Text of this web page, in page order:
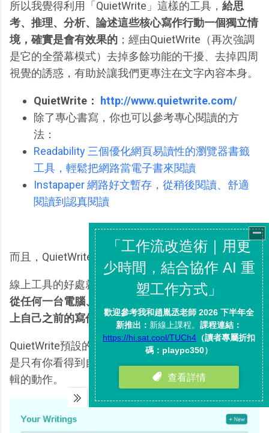
所以我覺得利用「QuietWrite」這樣的工具， 給思
考、推理、分析、論述這些核心寫作行動一個獨立情
境，確實是會有效果的 ；經由QuietWrite（再次強調
是它的全螢幕模式）去掉多餘功能的干擾、去掉四周
視覺的誘惑，有助於讓我們更專注在文字內容本身。
QuietWrite：
http://www.quietwrite.com/
除了專心書寫，你也可以參考專心閱讀的方
法：
Readability 三個優化網頁易讀性的瀏覽器書籤
工具，輕鬆把網路當電子書來閱讀
Instapaper 網路好文暫存，從稍後閱讀、舒適
閱讀到認真閱讀
而且，QuietWrite是一個免費線上服務。
線上工具的好處就是，只要我們註冊一個帳號，
從任何一台電腦、任何一個瀏覽器中，都可以直接連
上自己之前的寫作資料庫。
QuietWrite預設的新文章都是「私密狀態」的，也就
是只有你看得到自己的草稿，也只有你可以做後續編
輯的動作。